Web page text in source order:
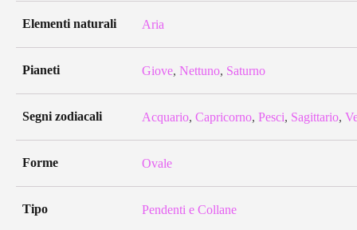
Elementi naturali Aria
Pianeti Giove, Nettuno, Saturno
Segni zodiacali Acquario, Capricorno, Pesci, Sagittario,
Forme Ovale
Tipo Pendenti e Collane